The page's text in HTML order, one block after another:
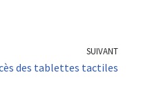
SUIVANT
des tablettes tactiles